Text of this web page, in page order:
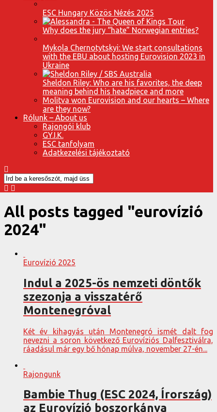
ESC Hungary Közös Nézés 2025
Why does the jury “hate” Norwegian entries?
Mykola Chernotytskyi: We start consultations
with the EBU about hosting Eurovision 2023 in
Ukraine
Sheldon Riley: Who are his favorites, the deep
meaning behind his headpiece and more
Molitva won Eurovision and our hearts – Where
are they now?
Rólunk – About us
Rajongói klub
GY.I.K.
ESC tanfolyam
Adatkezelési tájékoztató
All posts tagged "eurovízió
2024"
Eurovízió 2025
Indul a 2025-ös nemzeti döntők
szezonja a visszatérő
Montenegróval
Két év kihagyás után Montenegró ismét dalt fog
nevezni a soron következő Eurovíziós Dalfesztiválra,
ráadásul már egy bő hónap múlva, november 27-én...
Rajongunk
Bambie Thug (ESC 2024, Írország)
az Eurovízió boszorkánya